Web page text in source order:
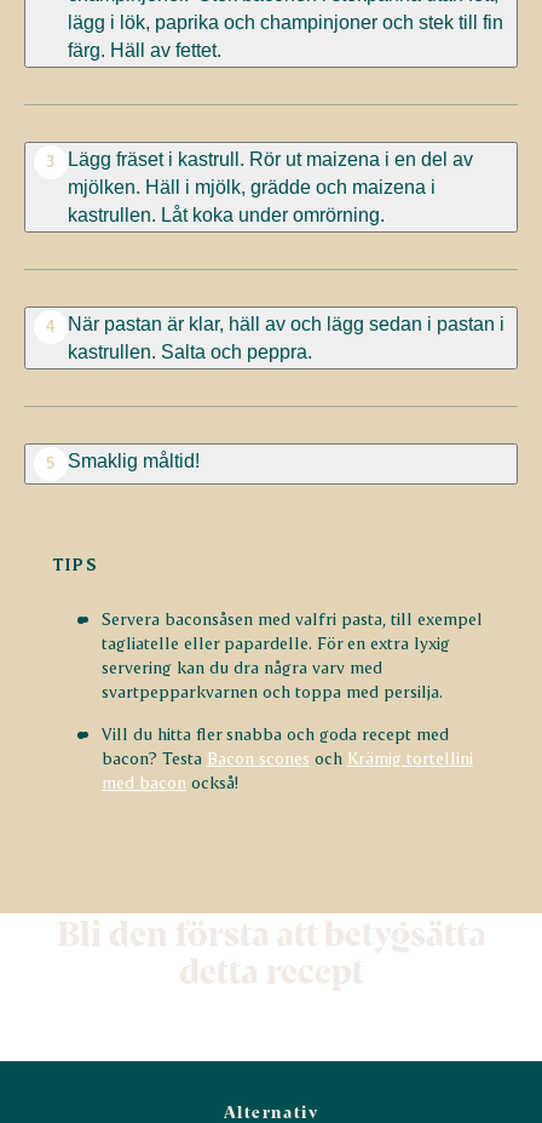
lägg i lök, paprika och champinjoner och stek till fin
färg. Häll av fettet.
3
Lägg fräset i kastrull. Rör ut maizena i en del av
mjölken. Häll i mjölk, grädde och maizena i
kastrullen. Låt koka under omrörning.
4
När pastan är klar, häll av och lägg sedan i pastan i
kastrullen. Salta och peppra.
5 Smaklig måltid!
TIPS
Servera baconsåsen med valfri pasta, till exempel
tagliatelle eller papardelle. För en extra lyxig
servering kan du dra några varv med
svartpepparkvarnen och toppa med persilja.
Vill du hitta fler snabba och goda recept med
bacon? Testa Bacon scones och Krämig tortellini
med bacon också!
Bli den första att betygsätta
detta recept
Alternativ